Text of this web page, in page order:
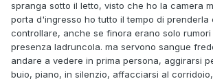
spranga sotto il letto, visto che ho la camera
porta d'ingresso ho tutto il tempo di prenderla
controllare, anche se finora erano solo
presenza ladruncola. ma servono sangue
andare a vedere in prima persona, aggirarsi
buio, piano, in silenzio, affacciarsi al